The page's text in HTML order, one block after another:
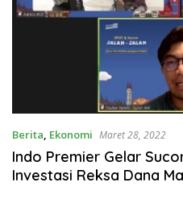
Berita, Ekonomi Maret 28, 2022
Indo Premier Gelar
Investasi Reksa Dana